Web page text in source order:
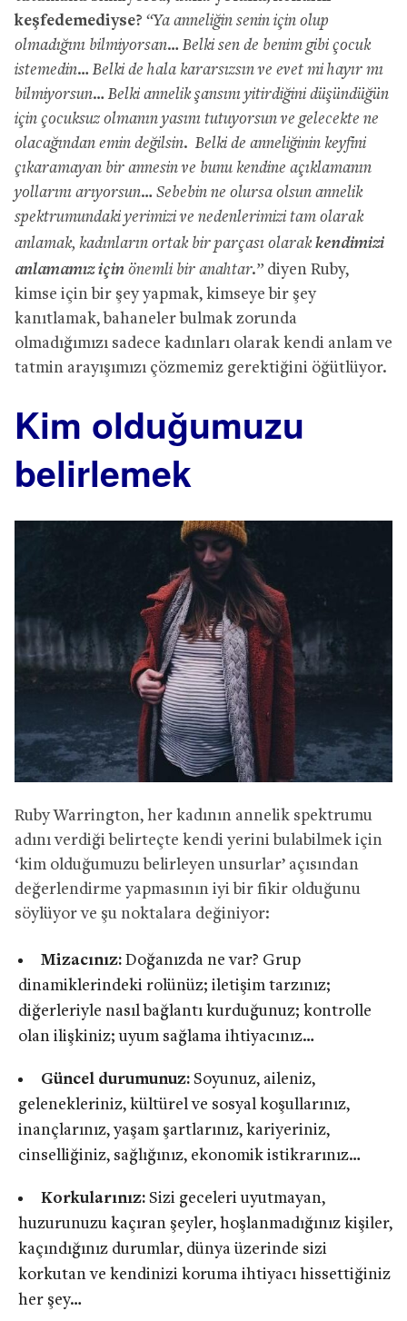
keşfedemediyse? “Ya anneliğin senin için olup
olmadığını bilmiyorsan… Belki sen de benim gibi çocuk
istemedin… Belki de hala kararsızsın ve evet mi hayır mı
bilmiyorsun… Belki annelik şansını yitirdiğini düşündüğün
için çocuksuz olmanın yasını tutuyorsun ve gelecekte ne
olacağından emin değilsin. Belki de anneliğinin keyfini
çıkaramayan bir annesin ve bunu kendine açıklamanın
yollarını arıyorsun… Sebebin ne olursa olsun annelik
spektrumundaki yerimizi ve nedenlerimizi tam olarak
anlamak, kadınların ortak bir parçası olarakkendimizi
anlamamız için önemli bir anahtar.” diyen Ruby,
kimse için bir şey yapmak, kimseye bir şey
kanıtlamak, bahaneler bulmak zorunda
olmadığımızı sadece kadınları olarak kendi anlam ve
tatmin arayışımızı çözmemiz gerektiğini öğütlüyor.
Kim olduğumuzu
belirlemek
Ruby Warrington, her kadının annelik spektrumu
adını verdiği belirteçte kendi yerini bulabilmek için
‘kim olduğumuzu belirleyen unsurlar’ açısından
değerlendirme yapmasının iyi bir fikir olduğunu
söylüyor ve şu noktalara değiniyor:
Mizacınız:Doğanızda ne var? Grup
dinamiklerindeki rolünüz; iletişim tarzınız;
diğerleriyle nasıl bağlantı kurduğunuz; kontrolle
olan ilişkiniz; uyum sağlama ihtiyacınız…
Güncel durumunuz:Soyunuz, aileniz,
gelenekleriniz, kültürel ve sosyal koşullarınız,
inançlarınız, yaşam şartlarınız, kariyeriniz,
cinselliğiniz, sağlığınız, ekonomik istikrarınız…
Korkularınız: Sizi geceleri uyutmayan,
huzurunuzu kaçıran şeyler, hoşlanmadığınız kişiler,
kaçındığınız durumlar, dünya üzerinde sizi
korkutan ve kendinizi koruma ihtiyacı hissettiğiniz
her şey…